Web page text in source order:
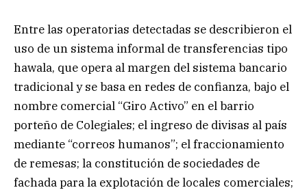
Entre las operatorias detectadas se describieron el
uso de un sistema informal de transferencias tipo
hawala, que opera al margen del sistema bancario
tradicional y se basa en redes de confianza, bajo el
nombre comercial “Giro Activo” en el barrio
porteño de Colegiales; el ingreso de divisas al país
mediante “correos humanos”; el fraccionamiento
de remesas; la constitución de sociedades de
fachada para la explotación de locales comerciales;